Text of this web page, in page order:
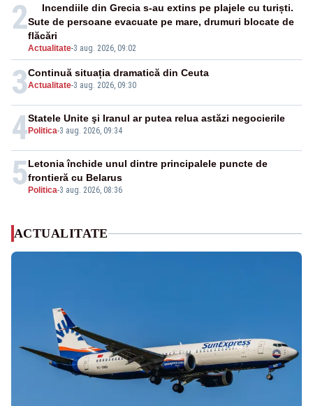
2
Actualitate-3 aug. 2026, 09:02
Incendiile din Grecia s-au extins pe plajele cu turiști.
Sute de persoane evacuate pe mare, drumuri blocate de
flăcări
3Actualitate-3 aug. 2026, 09:30
Continuă situația dramatică din Ceuta
4 Politica-3 aug. 2026, 09:34
Statele Unite şi Iranul ar putea relua astăzi negocierile
5 Politica-3 aug. 2026, 08:36
Letonia închide unul dintre principalele puncte de
frontieră cu Belarus
ACTUALITATE